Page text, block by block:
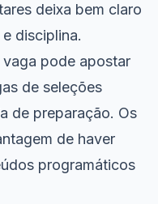
deixa bem claro
disciplina.
vaga pode apostar
de seleções
de preparação. Os
de haver
programáticos